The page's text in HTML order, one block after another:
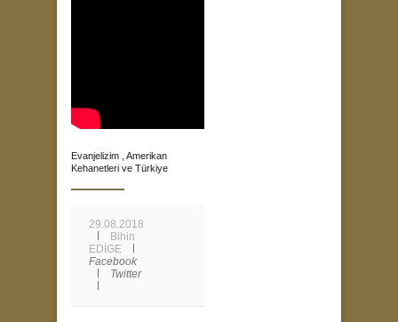
Evanjelizim , Amerikan
Kehanetleri ve Türkiye
29.08.2018
Bihin
EDİGE
Facebook
Twitter